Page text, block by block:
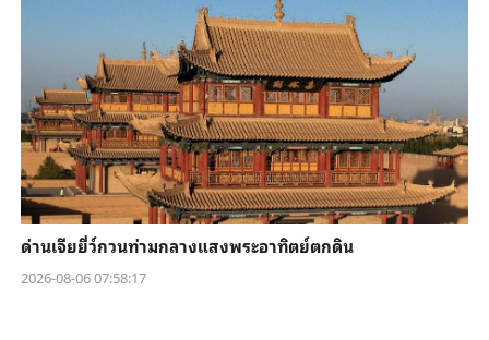
ด่านเจียยี่ว์กวนท่ามกลางแสงพระอาทิตย์ตกดิน
2026-08-06 07:58:17